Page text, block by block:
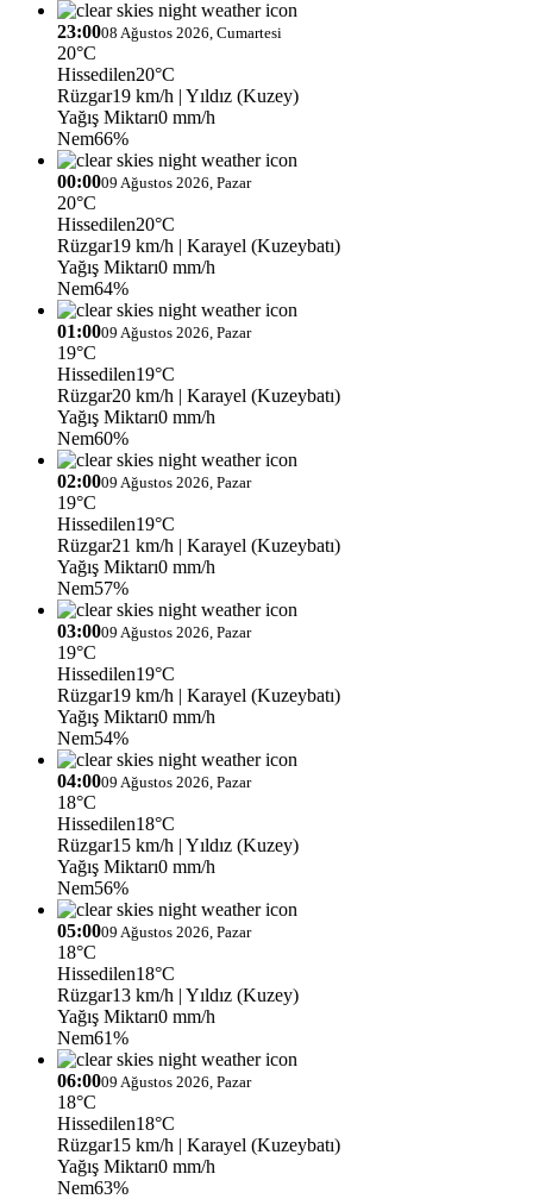
23:0008 Ağustos 2026, Cumartesi
20°C
Hissedilen20°C
Rüzgar19 km/h | Yıldız (Kuzey)
Yağış Miktarı0 mm/h
Nem66%
00:0009 Ağustos 2026, Pazar
20°C
Hissedilen20°C
Rüzgar19 km/h | Karayel (Kuzeybatı)
Yağış Miktarı0 mm/h
Nem64%
01:0009 Ağustos 2026, Pazar
19°C
Hissedilen19°C
Rüzgar20 km/h | Karayel (Kuzeybatı)
Yağış Miktarı0 mm/h
Nem60%
02:0009 Ağustos 2026, Pazar
19°C
Hissedilen19°C
Rüzgar21 km/h | Karayel (Kuzeybatı)
Yağış Miktarı0 mm/h
Nem57%
03:0009 Ağustos 2026, Pazar
19°C
Hissedilen19°C
Rüzgar19 km/h | Karayel (Kuzeybatı)
Yağış Miktarı0 mm/h
Nem54%
04:0009 Ağustos 2026, Pazar
18°C
Hissedilen18°C
Rüzgar15 km/h | Yıldız (Kuzey)
Yağış Miktarı0 mm/h
Nem56%
05:0009 Ağustos 2026, Pazar
18°C
Hissedilen18°C
Rüzgar13 km/h | Yıldız (Kuzey)
Yağış Miktarı0 mm/h
Nem61%
06:0009 Ağustos 2026, Pazar
18°C
Hissedilen18°C
Rüzgar15 km/h | Karayel (Kuzeybatı)
Yağış Miktarı0 mm/h
Nem63%